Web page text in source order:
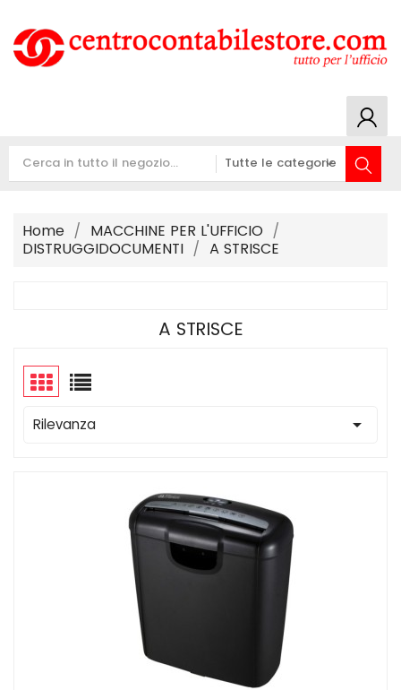
Home
MACCHINE PER L'UFFICIO
DISTRUGGIDOCUMENTI
A STRISCE
A STRISCE
Rilevanza 